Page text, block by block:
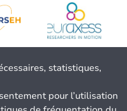
statistiques,
pour l’utilisation